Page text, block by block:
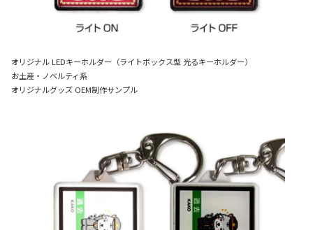
オリジナル LEDキーホルダー（ライトボックス型 光るキーホルダー）
お土産・ノベルティ系
オリジナルグッズ OEM制作サンプル